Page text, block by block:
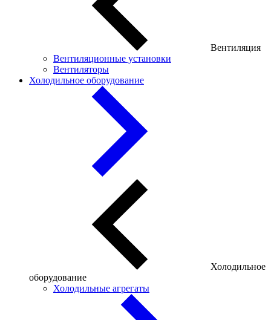
Вентиляция
Вентиляционные установки
Вентиляторы
Холодильное оборудование
Холодильное
оборудование
Холодильные агрегаты